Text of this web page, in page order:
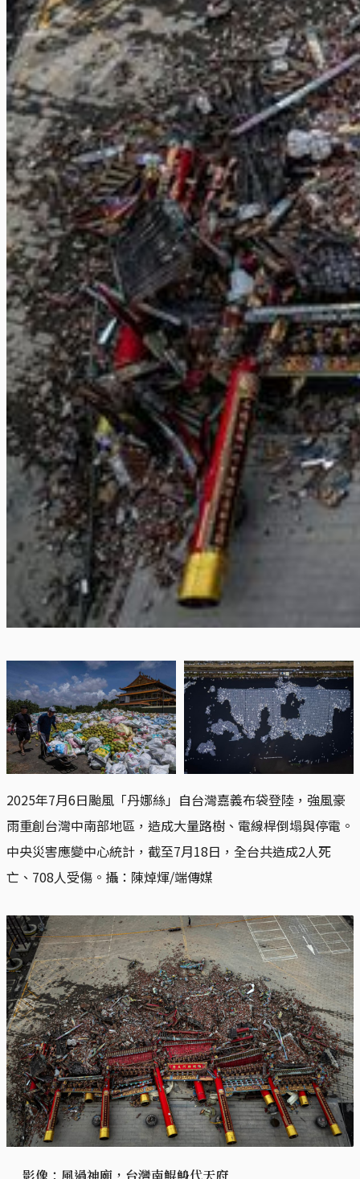
2025年7月6日颱風「丹娜絲」自台灣嘉義布袋登陸，強風豪
雨重創台灣中南部地區，造成大量路樹、電線桿倒塌與停電。
中央災害應變中心統計，截至7月18日，全台共造成2人死
亡、708人受傷。攝：陳焯煇/端傳媒
影像：風過神廟，台灣南鯤鯓代天府